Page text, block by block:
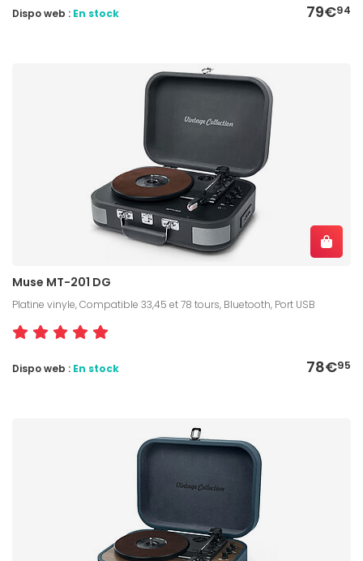
79€94
Dispo web : En stock
Muse MT-201 DG
Platine vinyle, Compatible 33,45 et 78 tours, Bluetooth, Port USB
78€95
Dispo web : En stock